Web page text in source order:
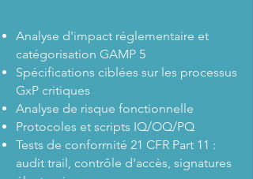
Analyse d'impact réglementaire et
catégorisation GAMP 5
Spécifications ciblées sur les processus
GxP critiques
Analyse de risque fonctionnelle
Protocoles et scripts IQ/OQ/PQ
Tests de conformité 21 CFR Part 11 :
audit trail, contrôle d'accès, signatures